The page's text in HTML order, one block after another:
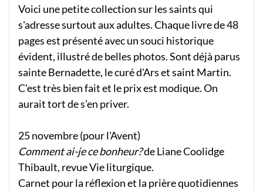
Voici une petite collection sur les saints qui
s'adresse surtout aux adultes. Chaque livre de 48
pages est présenté avec un souci historique
évident, illustré de belles photos. Sont déjà parus
sainte Bernadette, le curé d'Ars et saint Martin.
C'est très bien fait et le prix est modique. On
aurait tort de s'en priver.
25 novembre (pour l'Avent)
Comment ai-je ce bonheur?de Liane Coolidge
Thibault, revue Vie liturgique.
Carnet pour la réflexion et la prière quotidiennes